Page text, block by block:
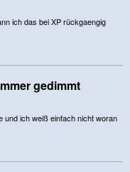
ich das bei XP rückgaengig
gedimmt
und ich weiß einfach nicht woran